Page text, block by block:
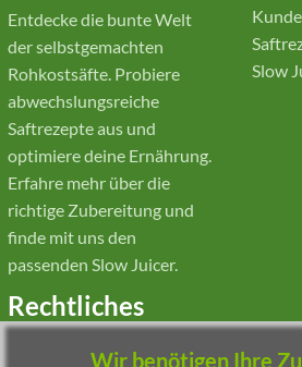
Entdecke die bunte Welt
der selbstgemachten
Rohkostsäfte. Probiere
abwechslungsreiche
Saftrezepte aus und
optimiere deine Ernährung.
Erfahre mehr über die
richtige Zubereitung und
finde mit uns den
passenden Slow Juicer.
Slow
Rechtliches
ImpressumWir benötigen Ihre